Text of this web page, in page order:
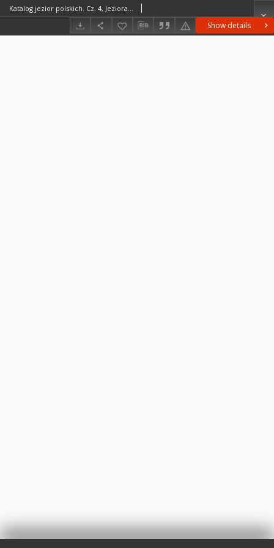
Show details
Katalog jezior polskich. Cz. 4, Jeziora Mazurskie (zestawienie ogólne)